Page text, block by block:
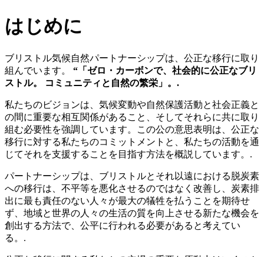
はじめに
ブリストル気候自然パートナーシップは、公正な移行に取り
組んでいます。 “「ゼロ・カーボンで、社会的に公正なブリ
ストル。
コミュニティと自然の繁栄」。.
私たちのビジョンは、気候変動や自然保護活動と社会正義と
の間に重要な相互関係があること、そしてそれらに共に取り
組む必要性を強調しています。この公の意思表明は、公正な
移行に対する私たちのコミットメントと、私たちの活動を通
じてそれを支援することを目指す方法を概説しています。.
パートナーシップは、ブリストルとそれ以遠における脱炭素
への移行は、不平等を悪化させるのではなく改善し、炭素排
出に最も責任のない人々が最大の犠牲を払うことを期待せ
ず、地域と世界の人々の生活の質を向上させる新たな機会を
創出する方法で、公平に行われる必要があると考えてい
る。.